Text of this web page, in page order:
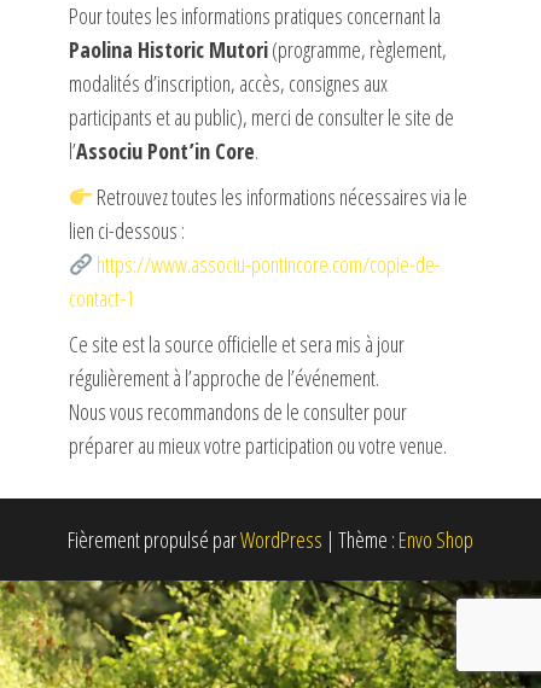
Pour toutes les informations pratiques concernant la
Paolina Historic Mutori(programme, règlement,
modalités d’inscription, accès, consignes aux
participants et au public), merci de consulter le site de
l’Associu Pont’in Core.
Retrouvez toutes les informations nécessaires via le
lien ci-dessous :
https://www.associu-pontincore.com/copie-de-
contact-1
Ce site est la source officielle et sera mis à jour
régulièrement à l’approche de l’événement.
Nous vous recommandons de le consulter pour
préparer au mieux votre participation ou votre venue.
Fièrement propulsé parWordPress | Thème : Envo Shop